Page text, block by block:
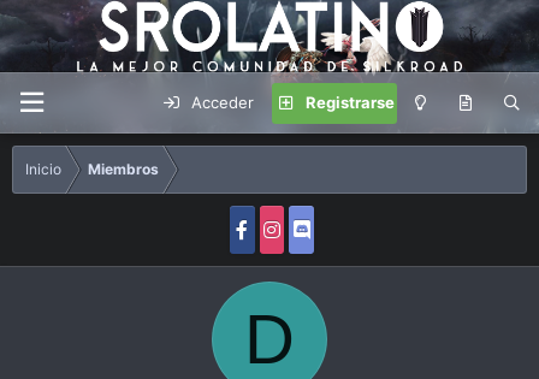
Acceder Registrarse
Inicio Miembros
D